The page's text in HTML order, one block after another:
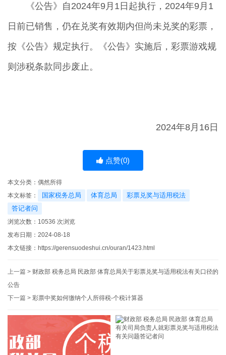
《公告》自2024年9月1日起执行，2024年9月1
日前已销售，仍在兑奖有效期内但尚未兑奖的彩票，
按《公告》规定执行。《公告》实施后，彩票游戏规
则涉税条款同步废止。
2024年8月16日
点赞(0)
本文分类： 偶然所得
本文标签：
国家税务总局 体育总局
彩票兑奖与适用税法
答记者问
浏览次数： 10536 次浏览
发布日期：2024-08-18
本文链接： https://gerensuodeshui.cn/ouran/1423.html
上一篇 > 财政部 税务总局 民政部 体育总局关于彩票兑奖与适用税法有关口径的
公告
下一篇 > 彩票中奖如何缴纳个人所得税-个税计算器